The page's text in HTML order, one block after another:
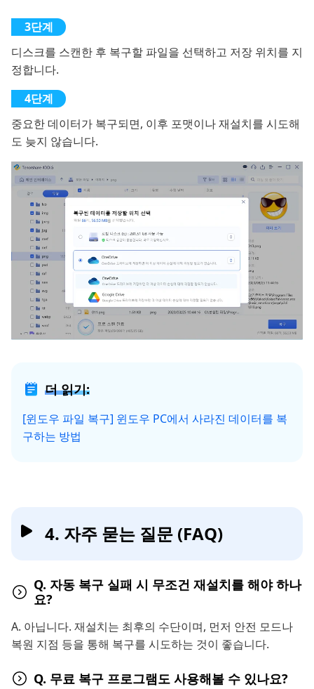
디스크를 스캔한 후 복구할 파일을 선택하고 저장 위치를 지
정합니다.
중요한 데이터가 복구되면, 이후 포맷이나 재설치를 시도해
도 늦지 않습니다.
더 읽기:
[윈도우 파일 복구] 윈도우 PC에서 사라진 데이터를 복
구하는 방법
4. 자주 묻는 질문 (FAQ)
Q. 자동 복구 실패 시 무조건 재설치를 해야 하나
요?
A. 아닙니다. 재설치는 최후의 수단이며, 먼저 안전 모드나
복원 지점 등을 통해 복구를 시도하는 것이 좋습니다.
Q. 무료 복구 프로그램도 사용해볼 수 있나요?